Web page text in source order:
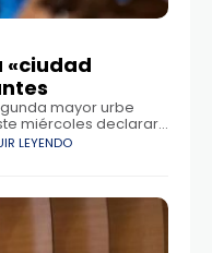
«ciudad
mayor urbe
miércoles declarar
la migración, en
se preparan
LEYENDO